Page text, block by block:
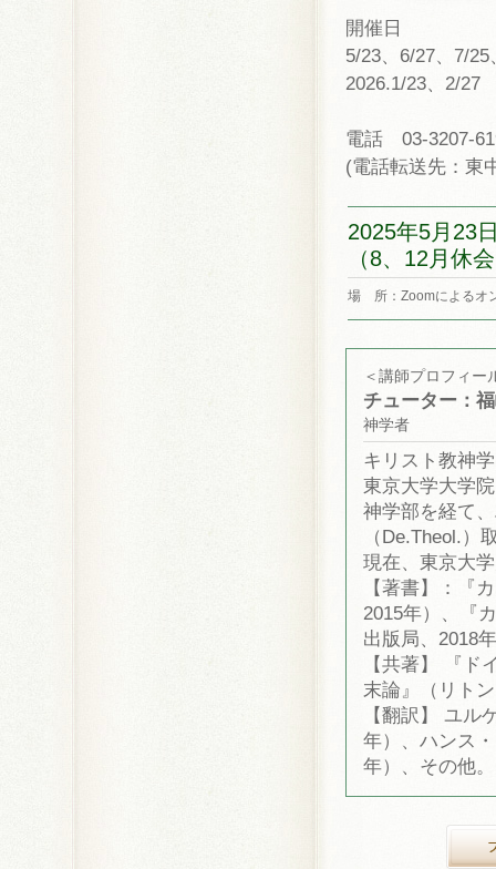
開催日
5/23、6/27、7/
2026.1/23、2/
電話 03-3207-
(電話転送先：東
2025年5月23
（8、12月休
場 所：Zoomによるオ
＜講師プロフィー
チューター
神学者
キリスト教神
東京大学大学
神学部を経て
（De.Theol.）
現在、東京大
【著書】：『
2015年）、『
出版局、2018
【共著】 『
末論』（リト
【翻訳】 ユル
年）、ハンス
年）、その他。